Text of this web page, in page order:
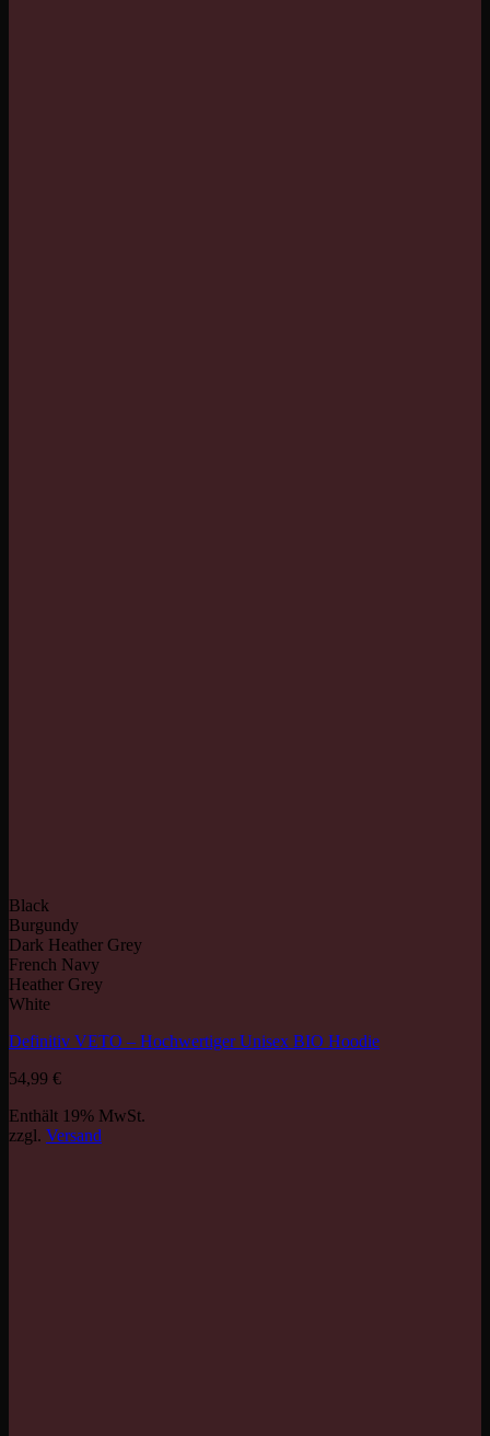
Black
Burgundy
Dark Heather Grey
French Navy
Heather Grey
White
Definitiv VETO – Hochwertiger Unisex BIO Hoodie
54,99 €
Enthält 19% MwSt.
zzgl. Versand